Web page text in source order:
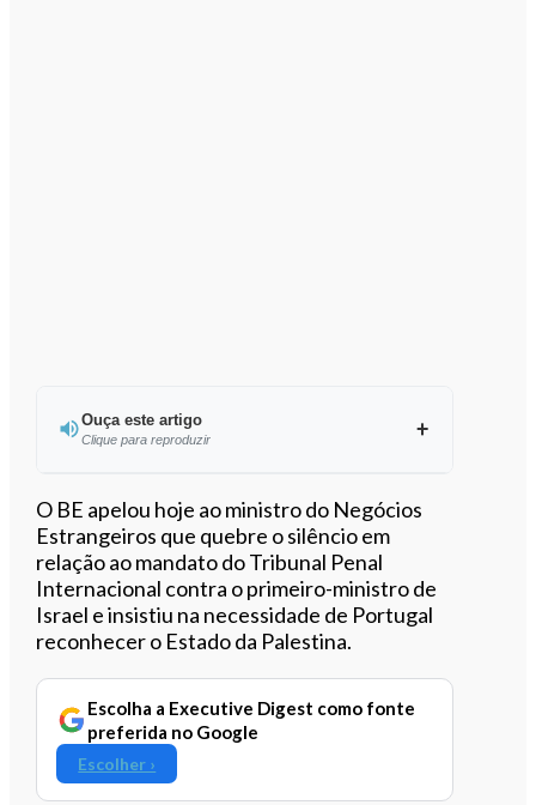
Ouça este artigo
Clique para reproduzir
Ouvir este artigo
O BE apelou hoje ao ministro do Negócios
Estrangeiros que quebre o silêncio em
relação ao mandato do Tribunal Penal
Internacional contra o primeiro-ministro de
Israel e insistiu na necessidade de Portugal
reconhecer o Estado da Palestina.
Escolha a Executive Digest como fonte
preferida no Google
Escolher ›